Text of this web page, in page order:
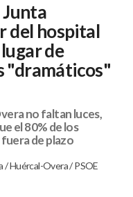
Junta
del hospital
de
"dramáticos"
no faltan luces,
el 80% de los
de plazo
/Huércal-Overa/PSOE